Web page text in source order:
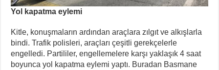
Yol kapatma eylemi
Kitle, konuşmaların ardından araçlara zılgıt ve alkışlarla
bindi. Trafik polisleri, araçları çeşitli gerekçelerle
engelledi. Partililer, engellemelere karşı yaklaşık 4 saat
boyunca yol kapatma eylemi yaptı. Buradan Basmane